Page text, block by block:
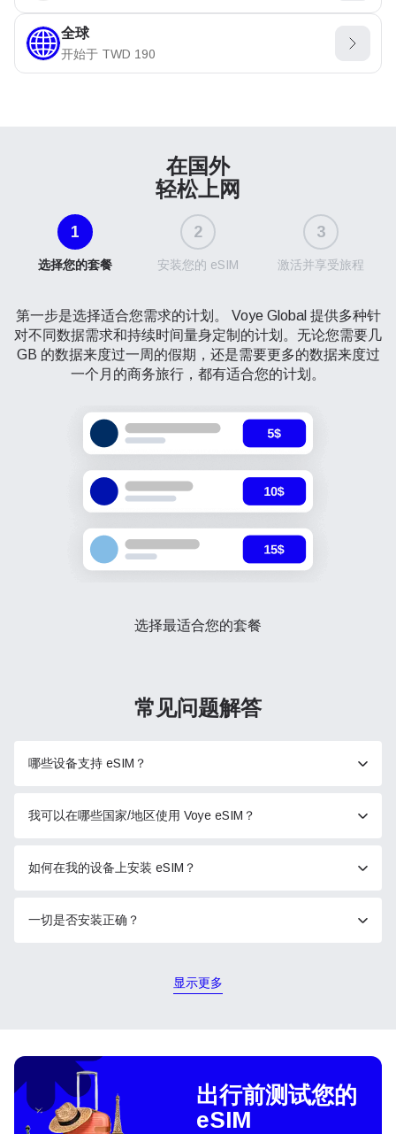
全球
开始于 TWD 190
在国外
轻松上网
1
选择您的套餐
2
安装您的 eSIM
3
激活并享受旅程
第一步是选择适合您需求的计划。 Voye Global 提供多种针
对不同数据需求和持续时间量身定制的计划。无论您需要几
GB 的数据来度过一周的假期，还是需要更多的数据来度过
一个月的商务旅行，都有适合您的计划。
选择最适合您的套餐
常见问题解答
哪些设备支持 eSIM？
我可以在哪些国家/地区使用 Voye eSIM？
如何在我的设备上安装 eSIM？
一切是否安装正确？
显示更多
出行前测试您的
eSIM